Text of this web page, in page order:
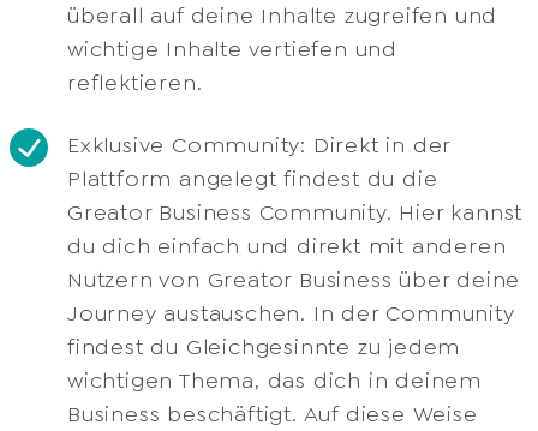
überall auf deine Inhalte zugreifen und
wichtige Inhalte vertiefen und
reflektieren.​
Exklusive Community: Direkt in der
Plattform angelegt findest du die
Greator Business Community. Hier kannst
du dich einfach und direkt mit anderen
Nutzern von Greator Business über deine
Journey austauschen. In der Community
findest du Gleichgesinnte zu jedem
wichtigen Thema, das dich in deinem
Business beschäftigt. Auf diese Weise